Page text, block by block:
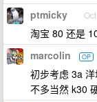
ptmicky
淘宝 80 还是
marcolin OP
初步考虑 3a
不多当然 k30